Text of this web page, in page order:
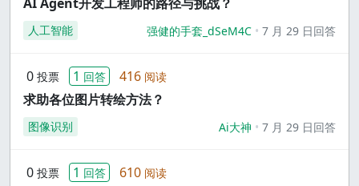
人工智能 强健的手套_dSeM4C 7 月 29 日回答
0 投票 1 回答 416 阅读
求助各位图片转绘方法？
图像识别 Ai大神 7 月 29 日回答
0 投票 1 回答 610 阅读